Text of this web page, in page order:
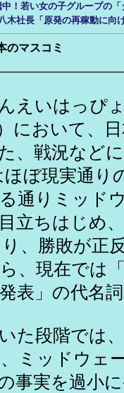
！若い女の子グループの
木社長「原発の再稼動に向
のマスコミ
えいはっぴ
において、
、戦況など
ぼ現実通り
通りミッド
立ちはじめ
、勝敗が正
、現在では
表」の代名
た段階では
ミッドウェ
事実を過小